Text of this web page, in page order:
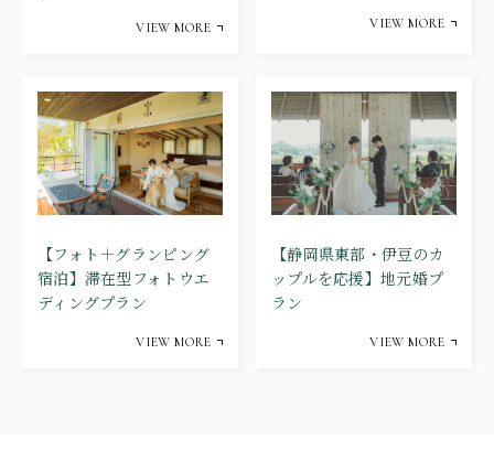
VIEW MORE VIEW MORE
【フォト＋グランピング
宿泊】滞在型フォトウエ
ディングプラン
VIEW MORE
【静岡県東部・伊豆のカ
ップルを応援】地元婚プ
ラン
VIEW MORE